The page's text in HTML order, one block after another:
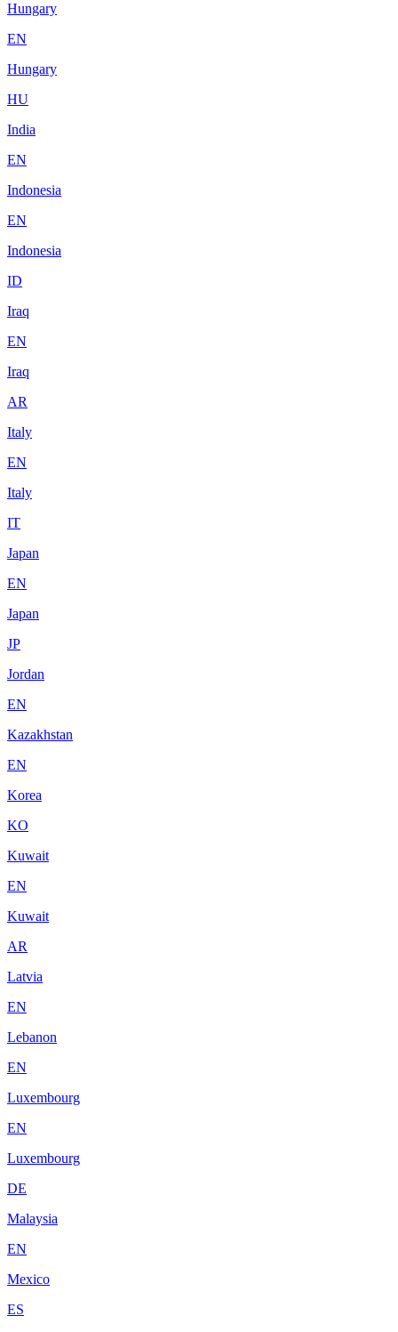
Hungary
EN
Hungary
HU
India
EN
Indonesia
EN
Indonesia
ID
Iraq
EN
Iraq
AR
Italy
EN
Italy
IT
Japan
EN
Japan
JP
Jordan
EN
Kazakhstan
EN
Korea
KO
Kuwait
EN
Kuwait
AR
Latvia
EN
Lebanon
EN
Luxembourg
EN
Luxembourg
DE
Malaysia
EN
Mexico
ES